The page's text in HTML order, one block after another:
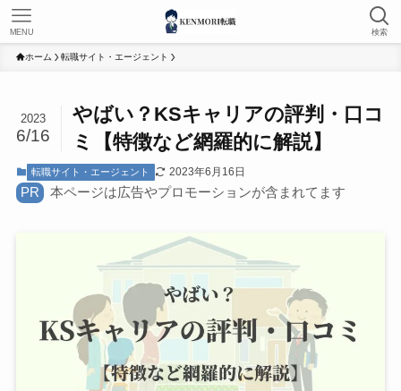
検索
MENU
ホーム 転職サイト・エージェント
やばい？KSキャリアの評判・口コ
ミ【特徴など網羅的に解説】
2023
6/16
転職サイト・エージェント 2023年6月16日
PR 本ページは広告やプロモーションが含まれてます